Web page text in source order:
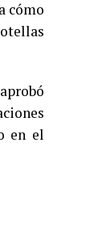
cómo
en el